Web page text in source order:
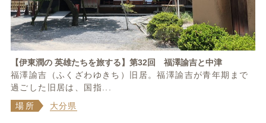
【伊東潤の 英雄たちを旅する】第32回 福澤諭吉と中津
福澤諭吉（ふくざわゆきち）旧居。福澤諭吉が青年期まで
過ごした旧居は、国指...
場所
大分県